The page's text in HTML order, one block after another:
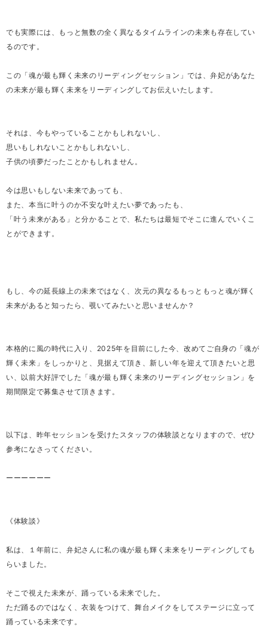
でも実際には、もっと無数の全く異なるタイムラインの未来も存在してい
るのです。
この「魂が最も輝く未来のリーディングセッション」では、弁妃があなた
の未来が最も輝く未来をリーディングしてお伝えいたします。
それは、今もやっていることかもしれないし、
思いもしれないことかもしれないし、
子供の頃夢だったことかもしれません。
今は思いもしない未来であっても、
また、本当に叶うのか不安な叶えたい夢であったも、
「叶う未来がある」と分かることで、私たちは最短でそこに進んでいくこ
とができます。
もし、今の延長線上の未来ではなく、次元の異なるもっともっと魂が輝く
未来があると知ったら、覗いてみたいと思いませんか？
本格的に風の時代に入り、2025年を目前にした今、改めてご自身の「魂が
輝く未来」をしっかりと、見据えて頂き、新しい年を迎えて頂きたいと思
い、以前大好評でした「魂が最も輝く未来のリーディングセッション」を
期間限定で募集させて頂きます。
以下は、昨年セッションを受けたスタッフの体験談となりますので、ぜひ
参考になさってください。
ーーーーーー
《体験談》
私は、１年前に、弁妃さんに私の魂が最も輝く未来をリーディングしても
らいました。
そこで視えた未来が、踊っている未来でした。
ただ踊るのではなく、衣装をつけて、舞台メイクをしてステージに立って
踊っている未来です。